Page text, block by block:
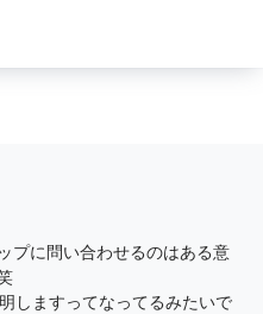
プに問い合わせるのはある意
しますってなってるみたいで